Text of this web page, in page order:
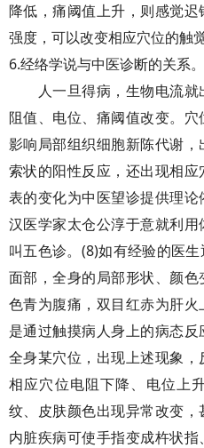
降低，痛阈值上升，则感觉
强度，可以改变相应穴位的触
6.经络学说与中医诊断的关系。
人一旦得病，生物电流就
阻值、电位、痛阈值改变。
影响局部组织细胞新陈代谢
索状的阳性反应，还出现相
表的变化为中医望诊提供理
汉医学家太仓公淳于意就利用
叫五色诊。(8)如有经验的医
面部，全身的局部形状、颜
色青为腹痛，双目红赤为肝
是通过触摸病人身上的病态
全身某穴位，出现上述现象
相应穴位电阻下降、电位上
纹、皮肤颜色出现异常改变
内脏疾病可使手指变成杵状